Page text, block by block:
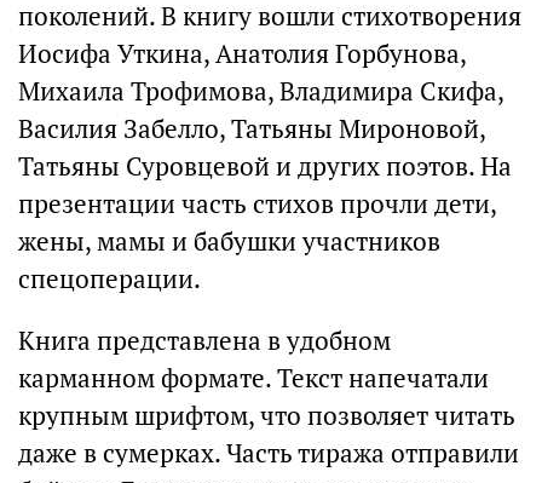
поколений. В книгу вошли стихотворения
Иосифа Уткина, Анатолия Горбунова,
Михаила Трофимова, Владимира Скифа,
Василия Забелло, Татьяны Мироновой,
Татьяны Суровцевой и других поэтов. На
презентации часть стихов прочли дети,
жены, мамы и бабушки участников
спецоперации.
Книга представлена в удобном
карманном формате. Текст напечатали
крупным шрифтом, что позволяет читать
даже в сумерках. Часть тиража отправили